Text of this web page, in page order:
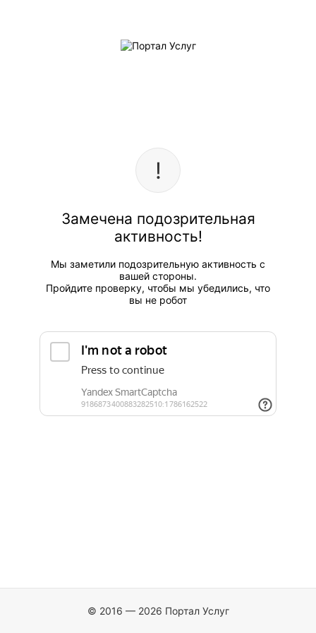
Замечена подозрительная
активность!
Мы заметили подозрительную активность с
вашей стороны.
Пройдите проверку, чтобы мы убедились, что
вы не робот
© 2016 — 2026 Портал Услуг